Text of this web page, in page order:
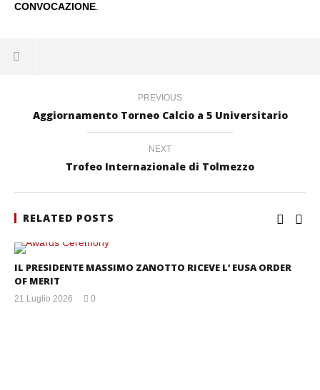
CONVOCAZIONE.
PREVIOUS
Aggiornamento Torneo Calcio a 5 Universitario
NEXT
Trofeo Internazionale di Tolmezzo
RELATED POSTS
IL PRESIDENTE MASSIMO ZANOTTO RICEVE L’ EUSA ORDER
OF MERIT
21 Luglio 2026
0